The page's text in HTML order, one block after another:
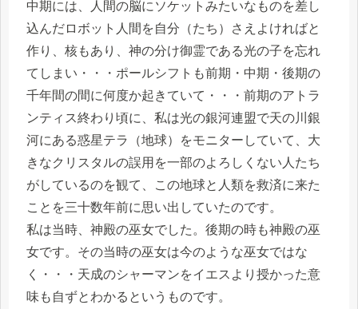
中期には、人間の脳にソケットみたいなものを差し
込んだロボット人間を自分（たち）さえよければと
作り、核もあり、神の分け御霊である光の子を忘れ
てしまい・・・ポールシフトも前期・中期・後期の
千年間の間に何度か起きていて・・・前期のアトラ
ンティス終わり頃に、私は光の銀河連盟で天の川銀
河にある惑星テラ（地球）をモニターしていて、大
きなクリスタルの誤用を一部のよろしくない人たち
がしているのを観て、この地球と人類を救済に来た
ことを三十数年前に思い出していたのです。
私は当時、神殿の巫女でした。後期の時も神殿の巫
女です。その当時の巫女は今のような巫女ではな
く・・・天成のシャーマンをイエスより授かった意
味も自ずとわかるというものです。